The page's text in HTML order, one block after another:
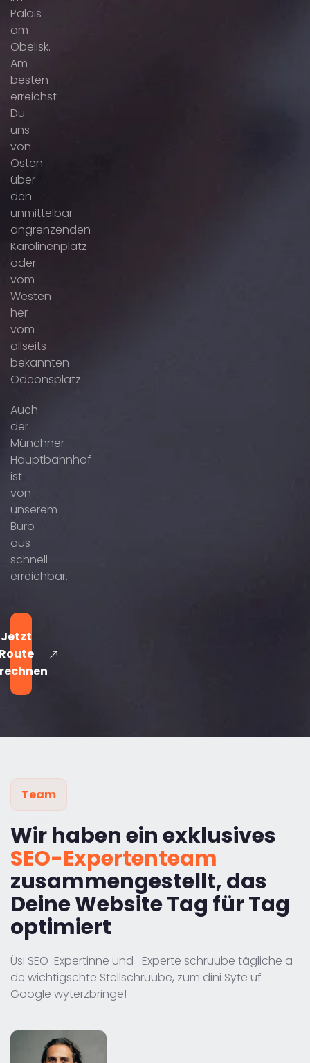
Palais
am
Obelisk.
Am
besten
erreichst
Du
uns
von
Osten
über
den
unmittelbar
angrenzenden
Karolinenplatz
oder
vom
Westen
her
vom
allseits
bekannten
Odeonsplatz.
Auch
der
Münchner
Hauptbahnhof
ist
von
unserem
Büro
aus
schnell
erreichbar.
Jetzt
Team
Wir haben ein exklusives
SEO-Expertenteam
zusammengestellt, das
Deine Website Tag für Tag
optimiert
Üsi SEO-Expertinne und -Experte schruube tägliche a
de wichtigschte Stellschruube, zum dini Syte uf
Google wyterzbringe!